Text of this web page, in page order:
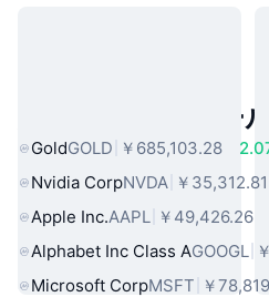
人気のリアルワー
GoldGOLD ￥685,103.28
Nvidia CorpNVDA ￥35,312.81
Apple Inc.AAPL ￥49,426.26
Alphabet Inc Class AGOOGL
Microsoft CorpMSFT ￥